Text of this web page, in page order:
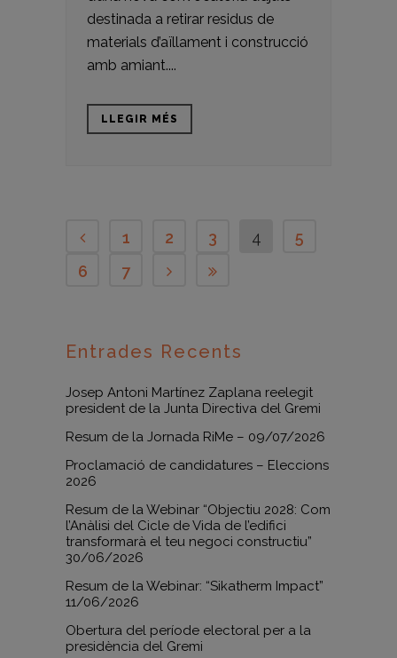
destinada a retirar residus de
materials d’aïllament i construcció
amb amiant....
LLEGIR MÉS
1 2 3 4
5
6
7
Entrades Recents
Josep Antoni Martínez Zaplana reelegit
president de la Junta Directiva del Gremi
Resum de la Jornada RiMe – 09/07/2026
Proclamació de candidatures – Eleccions
2026
Resum de la Webinar “Objectiu 2028: Com
l’Anàlisi del Cicle de Vida de l’edifici
transformarà el teu negoci constructiu”
30/06/2026
Resum de la Webinar: “Sikatherm Impact”
11/06/2026
Obertura del període electoral per a la
presidència del Gremi